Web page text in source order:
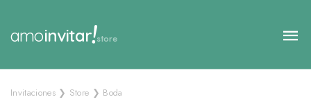
amoinvitar!store
Invitaciones ❯ Store ❯ Boda